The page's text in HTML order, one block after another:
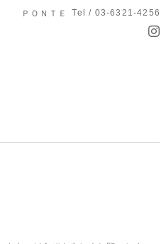
ＰＯＮＴＥ Tel / 03-6321-4256